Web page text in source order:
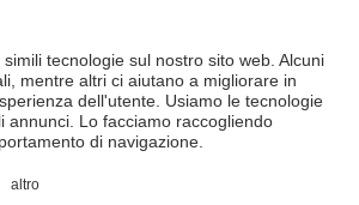
di viaggio per una vacanza in
– con alloggi e offerte nelle
dell’Umanità UNESCO.